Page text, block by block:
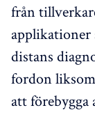
från
applikationer
distans
fordon
att förebygga